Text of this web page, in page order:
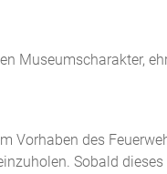
Museumscharakter,
Vorhaben des
Sobald